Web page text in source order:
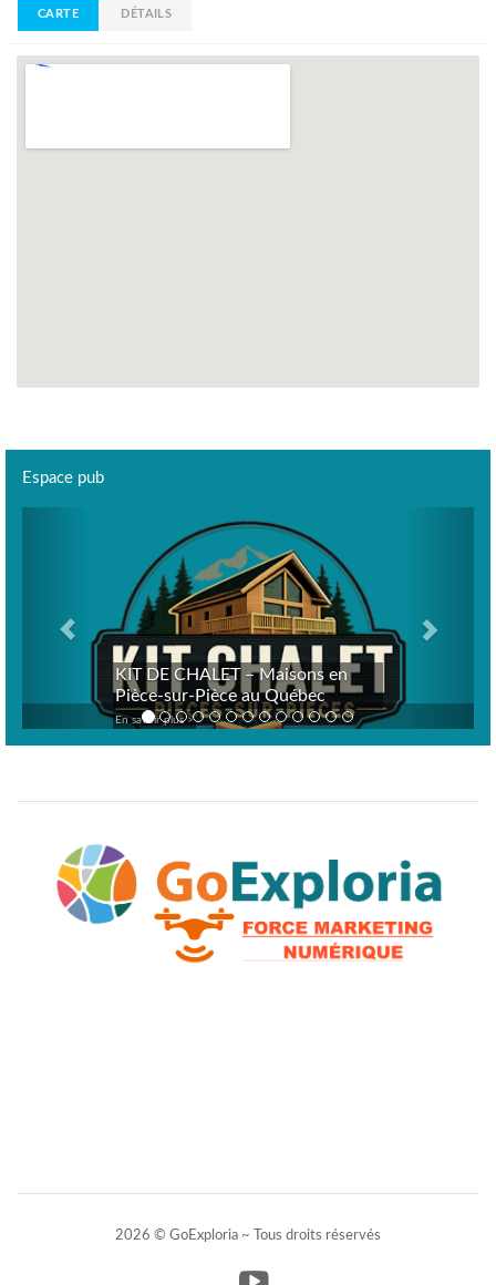
CARTE DÉTAILS
Espace pub
KIT DE CHALET – Maisons en
Pièce-sur-Pièce au Québec
En savoir plus >
2026 © GoExploria ~ Tous droits réservés